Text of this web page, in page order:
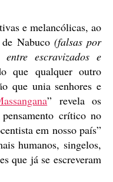
e melancólicas, ao
Nabuco (falsas por
escravizados e
que qualquer outro
que unia senhores e
” revela os
crítico no
em nosso país”
humanos, singelos,
que já se escreveram